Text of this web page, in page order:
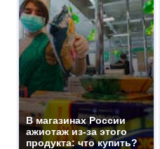
В магазинах России
ажиотаж из-за этого
продукта: что купить?